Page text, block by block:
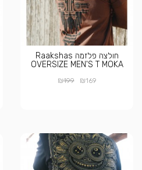
חולצה פלזמה Raakshas
OVERSIZE MEN'S T MOKA
₪169
₪199